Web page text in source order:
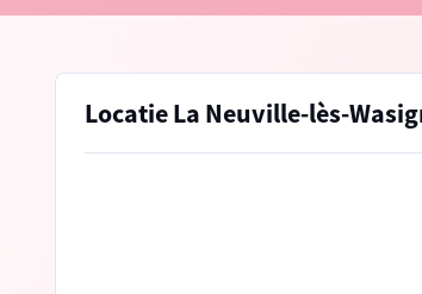
Locatie La Neuville-lès-